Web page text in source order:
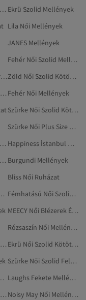
Trendyol Modest Női Mellények Ekrü Szolid Mellények
Lila Női Mellények
JANES Mellények
Fehér Női Szolid Mellények
Laughs Fekete Blézerek És Mellények
Zöld Női Szolid Kötött Mellények
Női Szolid Kötött Mellények Fehér Női Mellények
Szürke Női Szolid Kötött Mellények
Szürke Női Plus Size Mellények
Laughs Övek És Nadrágtartók
Happiness İstanbul Női Mellények
Trendyol Modest Női Szolid Kötött Mellények Burgundi Mellények
Bliss Női Ruházat
Szürke Mellények
Fémhatású Női Szolid Kötött Mellények
MEECY Női Blézerek És Mellények
Rózsaszín Női Mellények
Helly Hansen Szürke Mellények
Ekrü Női Szolid Kötött Mellények
Szürke Női Szolid Felöltők
Mellények
Laughs Fekete Mellények
Ekrü Női Plus Size Mellények
Noisy May Női Mellények